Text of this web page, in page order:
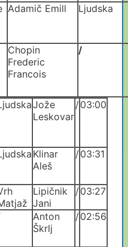
Adamič Emill Ljudska
Chopin
Frederic
Francois
/
Jože
Leskovar
/03:00
Klinar
Aleš
/03:31
Lipičnik
Jani
/03:27
Anton
Škrlj
/02:56